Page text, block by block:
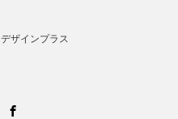
デザインプラス